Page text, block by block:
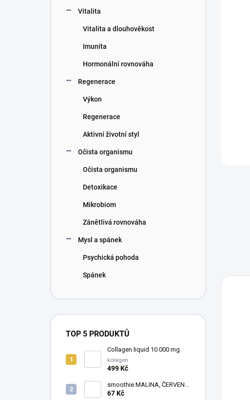
Vitalita
Vitalita a dlouhověkost
Imunita
Hormonální rovnováha
Regenerace
Výkon
Regenerace
Aktivní životní styl
Očista organismu
Očista organismu
Detoxikace
Mikrobiom
Zánětlivá rovnováha
Mysl a spánek
Psychická pohoda
Spánek
TOP 5 PRODUKTŮ
Collagen liquid 10 000 mg
kolagen
499 Kč
smoothie MALINA, ČERVENÁ
ŘEPA, ČERNÝ RYBÍZ
67 Kč